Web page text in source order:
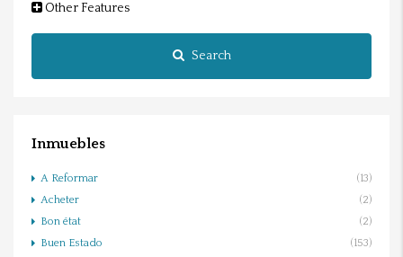
Other Features
Search
Inmuebles
A Reformar
(13)
Acheter
(2)
Bon état
(2)
Buen Estado
(153)